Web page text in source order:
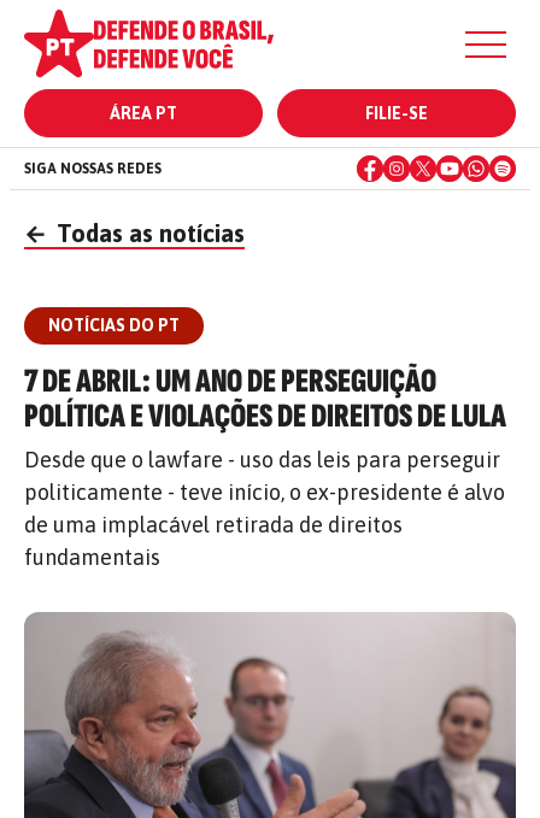
ÁREA PT FILIE-SE
SIGA NOSSAS REDES
← Todas as notícias
NOTÍCIAS DO PT
7 DE ABRIL: UM ANO DE PERSEGUIÇÃO
POLÍTICA E VIOLAÇÕES DE DIREITOS DE LULA
Desde que o lawfare - uso das leis para perseguir
politicamente - teve início, o ex-presidente é alvo
de uma implacável retirada de direitos
fundamentais